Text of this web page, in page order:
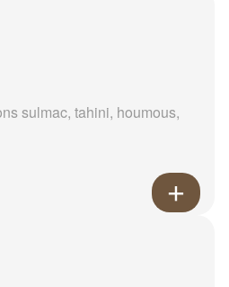
sulmac, tahini, houmous,